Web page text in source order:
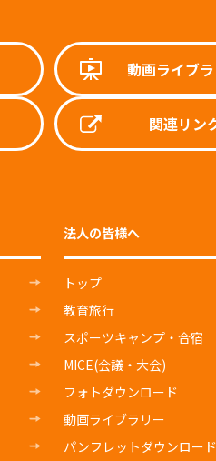
動画ライブ
関連リン
法人の皆様へ
トップ
教育旅行
スポーツキャンプ・合宿
MICE(会議・大会)
フォトダウンロード
動画ライブラリー
パンフレットダウンロード